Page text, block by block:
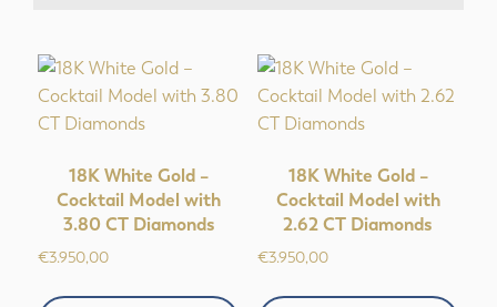
18K White Gold –
Cocktail Model with
3.80 CT Diamonds
€3.950,00
18K White Gold –
Cocktail Model with
2.62 CT Diamonds
€3.950,00